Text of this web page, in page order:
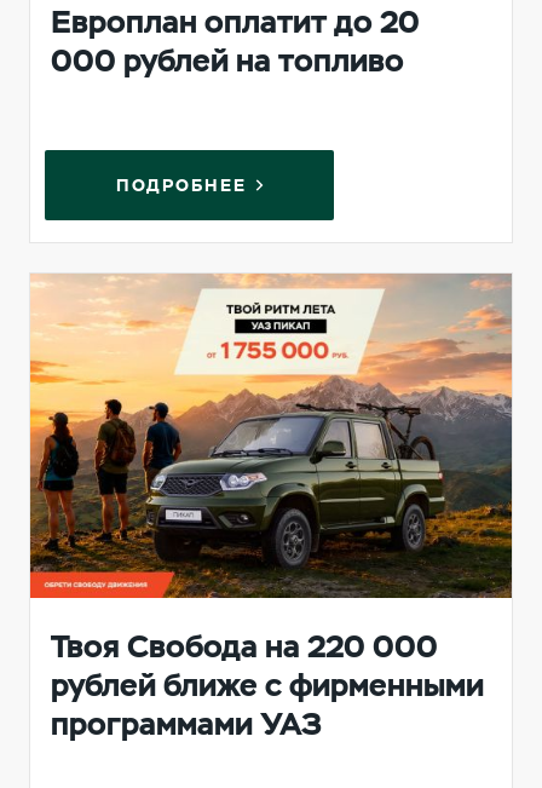
Европлан оплатит до 20
000 рублей на топливо
ПОДРОБНЕЕ
Твоя Свобода на 220 000
рублей ближе с фирменными
программами УАЗ